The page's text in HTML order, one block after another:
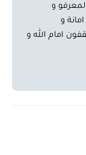
و
و
امام الله و